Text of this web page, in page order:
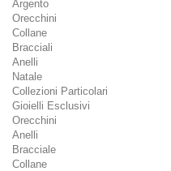
Argento
Orecchini
Collane
Bracciali
Anelli
Natale
Collezioni Particolari
Gioielli Esclusivi
Orecchini
Anelli
Bracciale
Collane